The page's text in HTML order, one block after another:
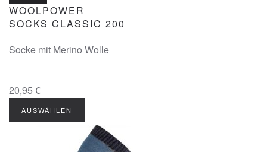
WOOLPOWER
SOCKS CLASSIC 200
Socke mit Merino Wolle
20,95 €
AUSWÄHLEN